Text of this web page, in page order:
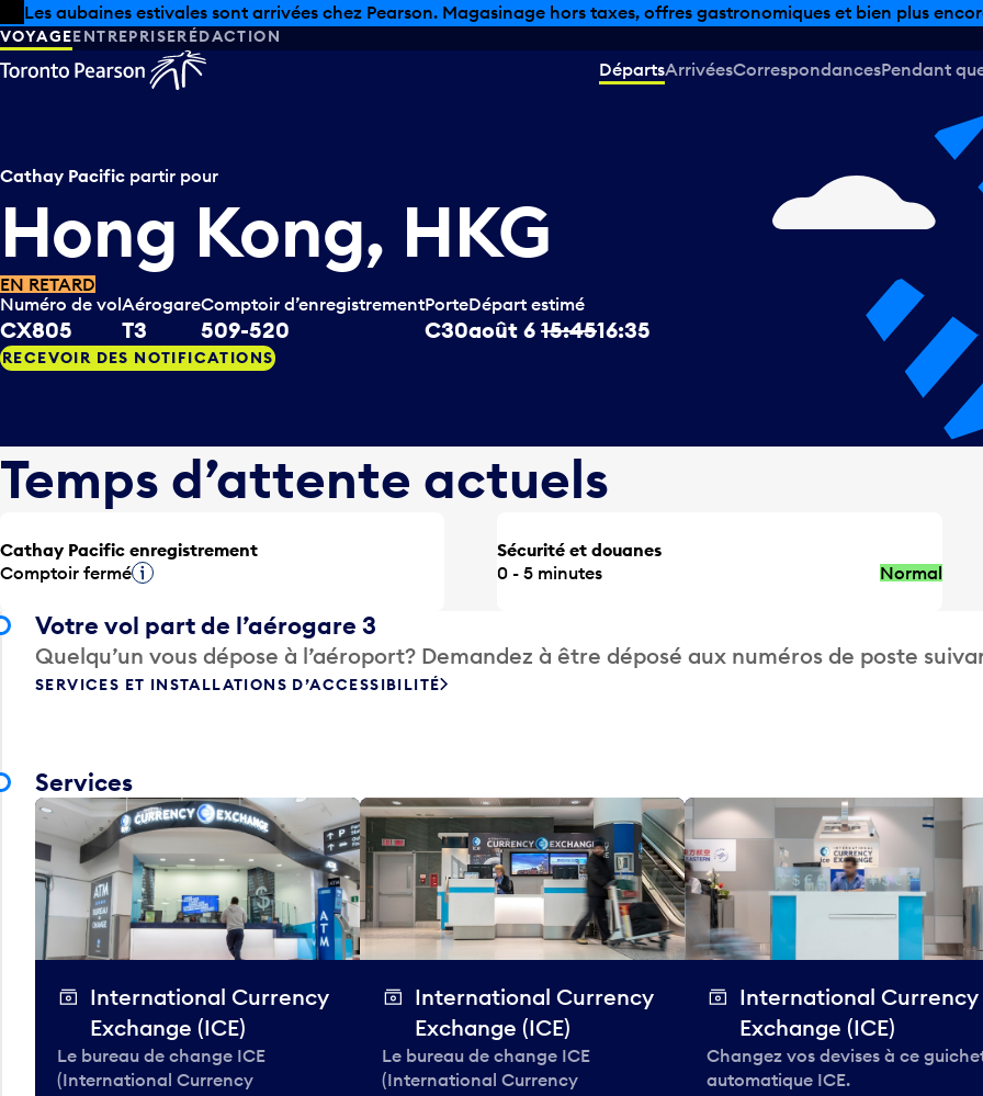
Skip to offers
Passer au contenu principal
Les aubaines estivales sont arrivées chez Pearson. Magasinage hors taxes, offres gastronomiques et bien plus
VOYAGEENTREPRISERÉDACTION
DépartsArrivéesCorrespondancesPendant
Cathay Pacific partir pour
Hong Kong, HKG
EN RETARD
Numéro de vol
CX805
Aérogare
T3
Comptoir d’enregistrement
509-520
Porte
C30
Départ estimé
août 6 15:4516:35
RECEVOIR DES NOTIFICATIONS
Temps d’attente actuels
Cathay Pacific enregistrement
Comptoir ferméInfobulle
Sécurité et douanes
0 - 5 minutes
Normal
Votre vol part de l’aérogare 3
Quelqu’un vous dépose à l’aéroport? Demandez à être déposé aux numéros de poste
SERVICES ET INSTALLATIONS D’ACCESSIBILITÉ
Services
International Currency
Exchange (ICE)
Le bureau de change ICE
(International Currency
International Currency
Exchange (ICE)
Le bureau de change ICE
(International Currency
International Currency
Exchange (ICE)
Changez vos devises à ce
automatique ICE.